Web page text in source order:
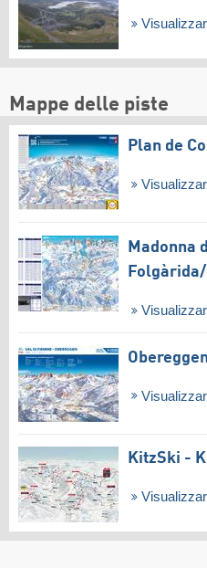
Mappe delle piste
Plan de
Madonna
KitzSki -